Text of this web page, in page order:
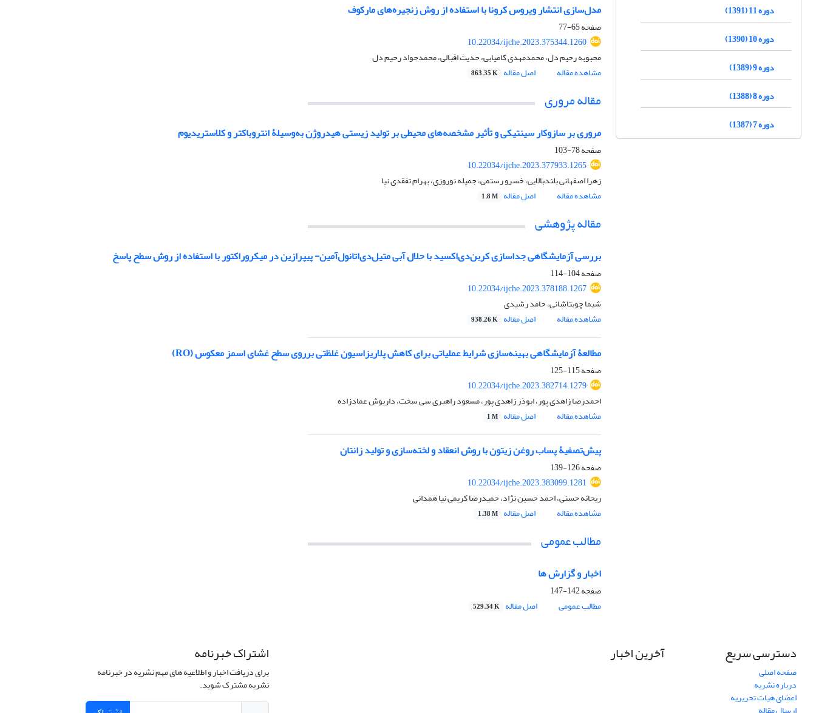
مدل‌سازی انتشار ویروس کرونا با استفاده از روش زنجیره‌های مارکوف
صفحه65-77
10.22034/ijche.2023.375344.1260
محبوبه رحیم دل، محمدمهدی کامیابی، حدیث اقبالی، محمدجواد رحیم دل
مشاهده مقاله
اصل مقاله 863.35 K
مقاله مروری
مروری بر سازوکار سینتیکی و تأثیر مشخصه‌های محیطی بر تولید ‌زیستی هیدروژن به‌وسیلۀ انتروباکتر‌ و کلاستریدیوم‌
صفحه78-103
10.22034/ijche.2023.377933.1265
زهرا اصفهانی بلندبالایی، خسرو رستمى، جمیله نوروزی، بهرام تفقدی نیا
مشاهده مقاله
اصل مقاله 1.8 M
مقاله پژوهشی
بررسی آزمایشگاهی جداسازی کربن‌دی‌اکسید با حلال آبی متیل‌دی‌‌اتانول‌آمین- پیپرازین در میکروراکتور با استفاده از روش سطح پاسخ
صفحه104-114
10.22034/ijche.2023.378188.1267
شیما چوبتاشانی، حامد رشیدی
مشاهده مقاله
اصل مقاله 938.26 K
مطالعۀ آزمایشگاهی بهینه‌سازی شرایط عملیاتی برای کاهش پلاریزاسیون غلظتی برروی سطح غشای اسمز معکوس (RO)
صفحه115-125
10.22034/ijche.2023.382714.1279
احمدرضا زاهدی پور، ابوذر زاهدی پور، مسعود راهبری سی سخت، داریوش عمادزاده
مشاهده مقاله
اصل مقاله 1 M
پیش‌تصفیۀ پساب روغن زیتون با روش انعقاد ‌و‌ لخته‌سازی و تولید زانتان
صفحه126-139
10.22034/ijche.2023.383099.1281
ریحانه حسنی، احمد حسین نژاد، حمیدرضا کریمی نیا همدانی
مشاهده مقاله
اصل مقاله 1.38 M
مطالب عمومی
اخبار و گزارش ها
صفحه142-147
مطالب عمومی
اصل مقاله 529.34 K
دوره 11 (1391)
دوره 10 (1390)
دوره 9 (1389)
دوره 8 (1388)
دوره 7 (1387)
دسترسی سریع
صفحه اصلی
درباره نشریه
اعضای هیات تحریریه
آخرین اخبار اشتراک خبرنامه
برای دریافت اخبار و اطلاعیه های مهم نشریه در خبرنامه
نشریه مشترک شوید.